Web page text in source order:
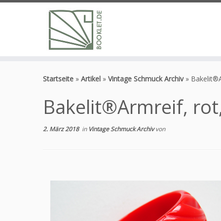
Startseite » Artikel » Vintage Schmuck Archiv »
Bakelit®Armreif,
2. März 2018in Vintage Schmuck Archivvon